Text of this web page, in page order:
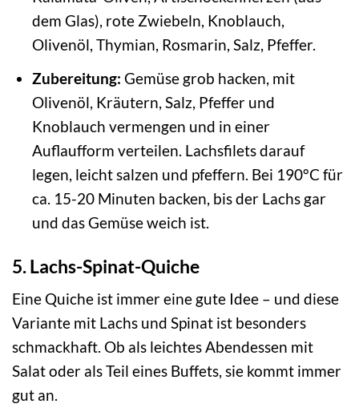
dem Glas), rote Zwiebeln, Knoblauch,
Olivenöl, Thymian, Rosmarin, Salz, Pfeffer.
Zubereitung: Gemüse grob hacken, mit
Olivenöl, Kräutern, Salz, Pfeffer und
Knoblauch vermengen und in einer
Auflaufform verteilen. Lachsfilets darauf
legen, leicht salzen und pfeffern. Bei 190°C für
ca. 15-20 Minuten backen, bis der Lachs gar
und das Gemüse weich ist.
5. Lachs-Spinat-Quiche
Eine Quiche ist immer eine gute Idee – und diese
Variante mit Lachs und Spinat ist besonders
schmackhaft. Ob als leichtes Abendessen mit
Salat oder als Teil eines Buffets, sie kommt immer
gut an.